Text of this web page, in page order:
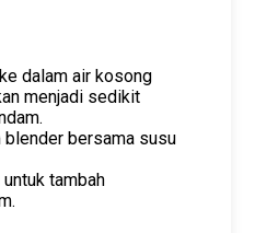
dalam air kosong
menjadi sedikit
blender bersama susu
tambah